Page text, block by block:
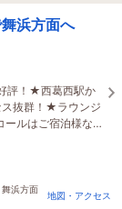
浜方面へ
評！★西葛西駅か
ス抜群！★ラウンジ
ールはご宿泊様な
浜方面
地図・アクセス